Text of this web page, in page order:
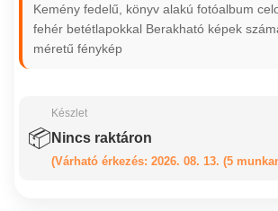
Kemény fedelű, könyv alakú fotóalbum
fehér betétlapokkal Berakható képek
méretű fénykép
📦
Készlet
Nincs raktáron
(Várható érkezés: 2026. 08. 13. (5